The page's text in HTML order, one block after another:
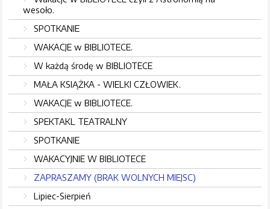
wesoło.
SPOTKANIE
WAKACJE w BIBLIOTECE.
W każdą środę w BIBLIOTECE
MAŁA KSIĄŻKA - WIELKI CZŁOWIEK.
WAKACJE w BIBLIOTECE.
SPEKTAKL TEATRALNY
SPOTKANIE
WAKACYJNIE W BIBLIOTECE
ZAPRASZAMY (BRAK WOLNYCH MIEJSC)
Lipiec-Sierpień